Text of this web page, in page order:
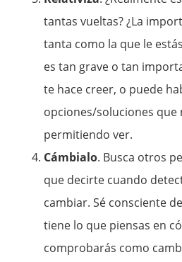
tantas vueltas? ¿La
tanta como la que le
es tan grave o tan
te hace creer, o puede
opciones/soluciones que
permitiendo ver.
Cámbialo. Busca otros
que decirte cuando
cambiar. Sé consciente
tiene lo que piensas en
comprobarás como